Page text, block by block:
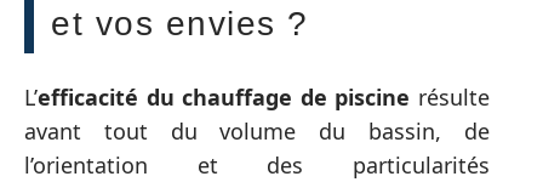
et vos envies ?
L’efficacité du chauffage de piscine résulte
avant tout du volume du bassin, de
l’orientation et des particularités